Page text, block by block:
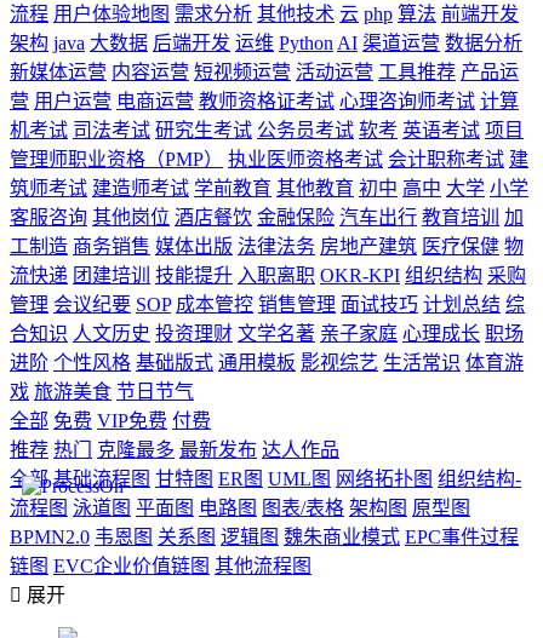
流程 用户体验地图 需求分析 其他技术 云 php 算法 前端开发
架构 java 大数据 后端开发 运维 Python AI 渠道运营 数据分析
新媒体运营 内容运营 短视频运营 活动运营 工具推荐 产品运
营 用户运营 电商运营 教师资格证考试 心理咨询师考试 计算
机考试 司法考试 研究生考试 公务员考试 软考 英语考试 项目
管理师职业资格（PMP）
执业医师资格考试 会计职称考试 建
筑师考试 建造师考试 学前教育 其他教育 初中 高中 大学 小学
客服咨询 其他岗位 酒店餐饮 金融保险 汽车出行 教育培训
加
工制造 商务销售 媒体出版 法律法务 房地产建筑 医疗保健 物
流快递 团建培训 技能提升 入职离职 OKR-KPI 组织结构 采购
管理 会议纪要 SOP 成本管控 销售管理 面试技巧 计划总结 综
合知识 人文历史 投资理财 文学名著 亲子家庭 心理成长 职场
进阶 个性风格 基础版式 通用模板 影视综艺 生活常识 体育游
戏 旅游美食 节日节气
全部 免费 VIP免费 付费
推荐 热门 克隆最多 最新发布 达人作品
全部 基础流程图 甘特图 ER图 UML图 网络拓扑图 组织结构-
流程图 泳道图 平面图 电路图 图表/表格 架构图 原型图
BPMN2.0 韦恩图 关系图 逻辑图 魏朱商业模式 EPC事件过程
链图 EVC企业价值链图 其他流程图
 展开